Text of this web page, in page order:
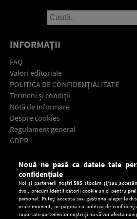
INFORMAŢII
FAQ
Valori editoriale
POLITICA DE CONFIDENŢIALITATE
Termeni şi condiţii
Notă de Informare
Despre cookies
Regulament general
GDPR
Descarcă gratuit aplicaţia Europa
Nouă ne pasă ca datele tale
confidențiale
Noi și partenerii noștri585 stocăm și/sau
dvs., precum identificatorii cookie unici pentru
personal. Puteți accepta sau gestiona alegerile
orice moment, pe pagina cu politica de
raportate partenerilor noștri și nu vă vor afecta